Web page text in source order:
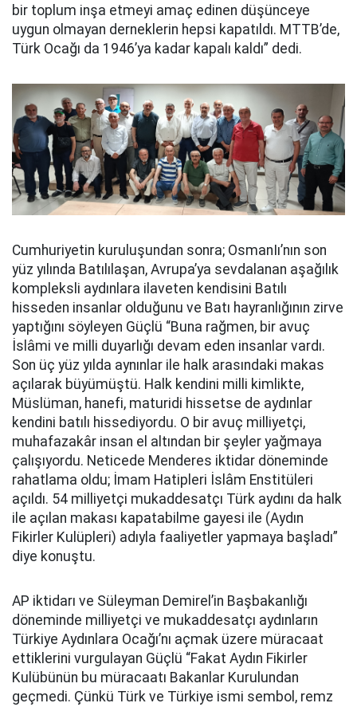
bir toplum inşa etmeyi amaç edinen düşünceye
uygun olmayan derneklerin hepsi kapatıldı. MTTB’de,
Türk Ocağı da 1946’ya kadar kapalı kaldı” dedi.
Cumhuriyetin kuruluşundan sonra; OsmanIı’nın son
yüz yılında Batılılaşan, Avrupa’ya sevdalanan aşağılık
kompleksli aydınlara ilaveten kendisini Batılı
hisseden insanlar olduğunu ve Batı hayranlığının zirve
yaptığını söyleyen Güçlü “Buna rağmen, bir avuç
İslâmi ve milli duyarlığı devam eden insanlar vardı.
Son üç yüz yılda aynınlar ile halk arasındaki makas
açılarak büyümüştü. Halk kendini milli kimlikte,
Müslüman, hanefi, maturidi hissetse de aydınlar
kendini batılı hissediyordu. O bir avuç milliyetçi,
muhafazakâr insan el altından bir şeyler yağmaya
çalışıyordu. Neticede Menderes iktidar döneminde
rahatlama oldu; İmam Hatipleri İslâm Enstitüleri
açıldı. 54 milliyetçi mukaddesatçı Türk aydını da halk
ile açılan makası kapatabilme gayesi ile (Aydın
Fikirler Kulüpleri) adıyla faaliyetler yapmaya başladı”
diye konuştu.
AP iktidarı ve Süleyman Demirel’in Başbakanlığı
döneminde milliyetçi ve mukaddesatçı aydınların
Türkiye Aydınlara Ocağı’nı açmak üzere müracaat
ettiklerini vurgulayan Güçlü “Fakat Aydın Fikirler
Kulübünün bu müracaatı Bakanlar Kurulundan
geçmedi. Çünkü Türk ve Türkiye ismi sembol, remz